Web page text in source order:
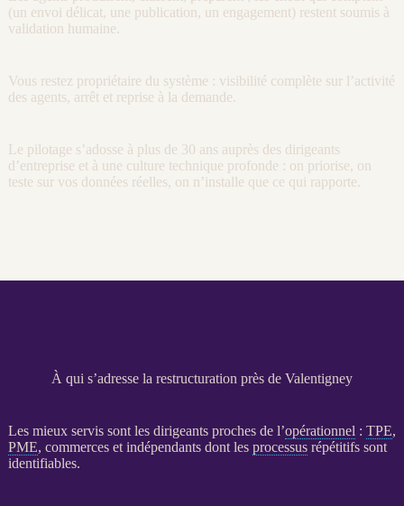
(un envoi délicat, une publication, un engagement) restent soumis à
validation humaine.
Vous restez propriétaire du système : visibilité complète sur l’activité
des agents, arrêt et reprise à la demande.
Le pilotage s’adosse à plus de 30 ans auprès des dirigeants
d’entreprise et à une culture technique profonde : on priorise, on
teste sur vos données réelles, on n’installe que ce qui rapporte.
À qui s’adresse la restructuration près de Valentigney
Les mieux servis sont les dirigeants proches de l’opérationnel : TPE,
PME, commerces et indépendants dont les processusrépétitifs sont
identifiables.